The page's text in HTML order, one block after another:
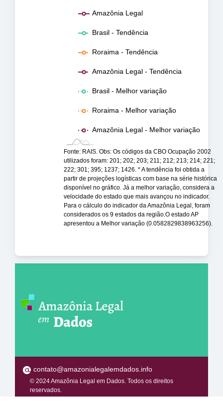
Amazônia Legal
Brasil - Tendência
Roraima - Tendência
Amazônia Legal - Tendência
Brasil - Melhor variação
Roraima - Melhor variação
Amazônia Legal - Melhor variação
Fonte: RAIS. Obs: Os códigos da CBO Ocupação 2002
utilizados foram: 201; 202; 203; 211; 212; 213; 214; 221;
222; 301; 395; 1237; 1426. * A tendência foi obtida a
partir de projeções logísticas com base na série histórica
disponível no gráfico. Já a melhor variação, considera a
velocidade do estado que mais avançou no indicador.
Para o cálculo do indicador da Amazônia Legal, foram
considerados os 9 estados da região.O estado AP
apresentou a Melhor variação (0.0582829838963256).
contato@amazonialegalemdados.info
© 2024 Amazônia Legal em Dados. Todos os direitos
reservados.